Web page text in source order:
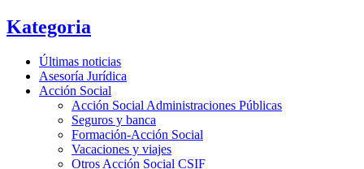
Kategoria
Últimas noticias
Asesoría Jurídica
Acción Social
Acción Social Administraciones Públicas
Seguros y banca
Formación-Acción Social
Vacaciones y viajes
Otros Acción Social CSIF